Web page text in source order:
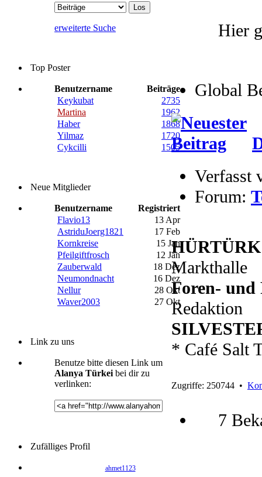
erweiterte Suche
Top Poster
Benutzername
Beiträge
Keykubat
2735
Martina
1962
Haber
1868
Yilmaz
1720
Cykcilli
1505
Neue Mitglieder
Benutzername
Registriert
Flavio13
13 Apr
AstriduJoerg1821
17 Feb
Kornkreise
15 Jan
Pfeilgiftfrosch
12 Jan
Zauberwald
18 Dez
Neumondnacht
16 Dez
Nellur
28 Okt
Waver2003
27 Okt
Link zu uns
Benutze bitte diesen Link um
Alanya Türkei bei dir zu
verlinken:
Zufälliges Profil
ahmet1123
Hier
Global
Verfasst
Forum:
Markthalle
Foren- und
Redaktion
* Café Salt
Zugriffe: 250744 •
7